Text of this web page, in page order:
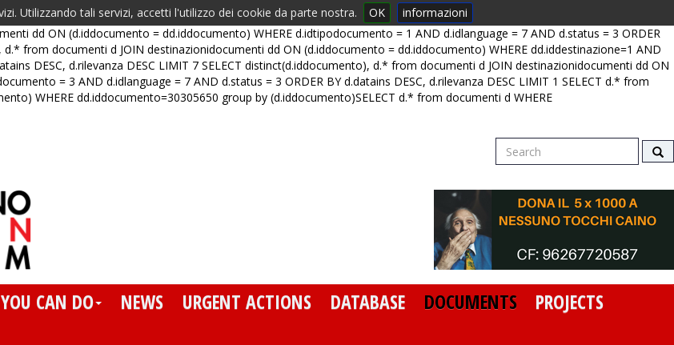
Utilizzando tali servizi, accetti l'utilizzo dei cookie da parte nostra. OK
informazioni
dd ON (d.iddocumento = dd.iddocumento) WHERE d.idtipodocumento = 1 AND d.idlanguage = 7 AND d.status = 3 ORDER
d.* from documenti d JOIN destinazionidocumenti dd ON (d.iddocumento = dd.iddocumento) WHERE dd.iddestinazione=1 AND
DESC, d.rilevanza DESC LIMIT 7 SELECT distinct(d.iddocumento), d.* from documenti d JOIN destinazionidocumenti dd ON
= 3 AND d.idlanguage = 7 AND d.status = 3 ORDER BY d.datains DESC, d.rilevanza DESC LIMIT 1 SELECT d.* from
WHERE dd.iddocumento=30305650 group by (d.iddocumento)SELECT d.* from documenti d WHERE
CAN DO NEWS URGENT ACTIONS DATABASE DOCUMENTS
PROJECTS